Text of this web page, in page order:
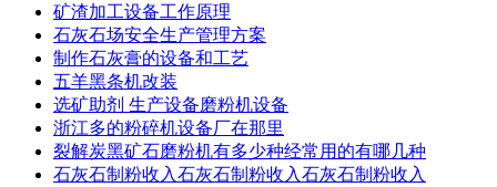
矿渣加工设备工作原理
石灰石场安全生产管理方案
制作石灰膏的设备和工艺
五羊黑条机改装
选矿助剂 生产设备磨粉机设备
浙江多的粉碎机设备厂在那里
裂解炭黑矿石磨粉机有多少种经常用的有哪几种
石灰石制粉收入石灰石制粉收入石灰石制粉收入